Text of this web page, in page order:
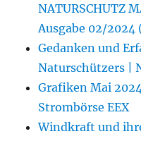
NATURSCHUTZ
Ausgabe 02/2024
Gedanken und
Naturschützers |
Grafiken Mai
Strombörse EEX
Windkraft und